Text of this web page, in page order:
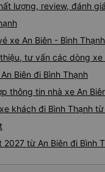
lượng, review, đánh
xe An Biên - Bình Thạnh
tư vấn các dòng
Biên đi Bình Thạnh
thông tin nhà xe An
khách đi Bình Thạnh từ
từ An Biên đi Bình